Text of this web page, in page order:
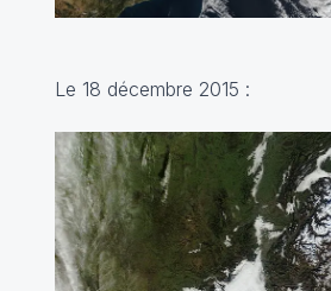
Le 18 décembre 2015 :